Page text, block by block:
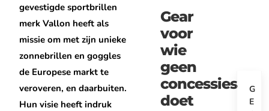
gevestigde sportbrillen
merk Vallon heeft als
missie om met zijn unieke
zonnebrillen en goggles
de Europese markt te
veroveren, en daarbuiten.
Hun visie heeft indruk
Gear
voor
wie
geen
concessies
doet
G
E